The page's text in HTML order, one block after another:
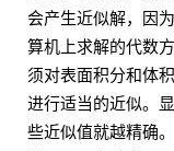
会产生近似解，因
算机上求解的代数
须对表面积分和体
进行适当的近似。
些近似值就越精确